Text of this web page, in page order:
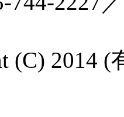
(C) 2014 (